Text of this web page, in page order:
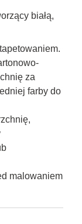
białą,
za
farby do
malowaniem